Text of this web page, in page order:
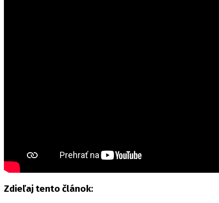
Zdieľaj tento článok: